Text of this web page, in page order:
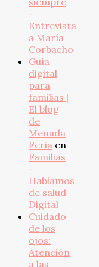
–
Entrevista
a María
Corbacho
Guía
digital
para
familias |
El blog
de
Menuda
Feria en
Familias
–
Hablamos
de salud
Digital
Cuidado
de los
ojos:
Atención
a las